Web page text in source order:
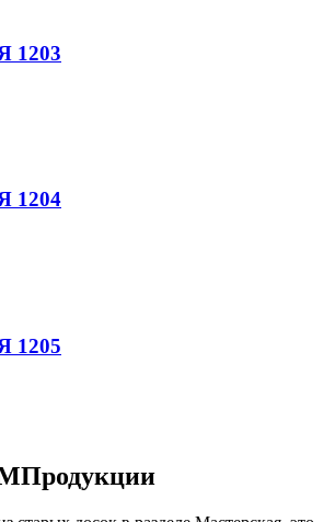
1203
1204
1205
Продукции